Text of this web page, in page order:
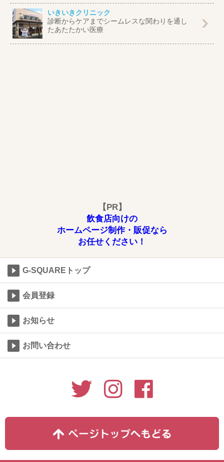
いきいきクリニック
診断からケアまでシームレスな関わりを通し
たあたたかい医療
【PR】
飲食店向けの
ホームページ制作・販促なら
お任せください！
G-SQUAREトップ
会員登録
お知らせ
お問い合わせ